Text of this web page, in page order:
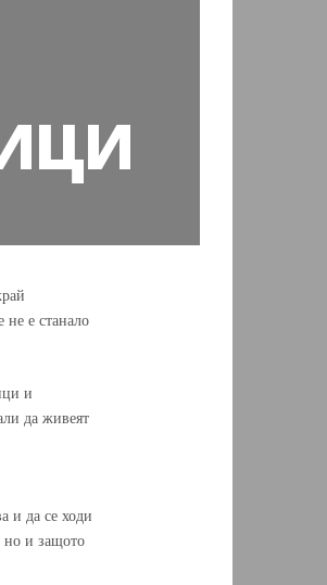
е станало
и
да живеят
и да се ходи
но и защото